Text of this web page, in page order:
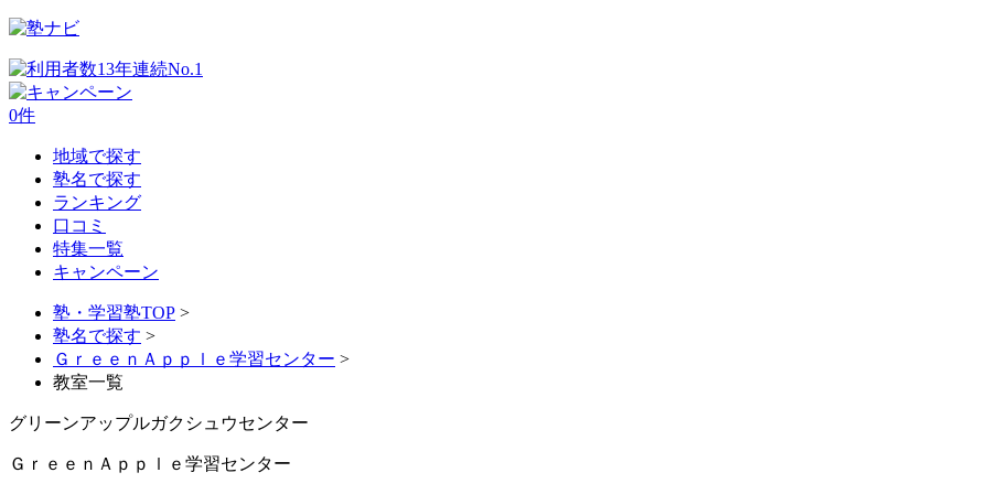
0件
地域で探す
塾名で探す
ランキング
口コミ
特集一覧
キャンペーン
塾・学習塾TOP >
塾名で探す >
ＧｒｅｅｎＡｐｐｌｅ学習センター >
教室一覧
グリーンアップルガクシュウセンター
ＧｒｅｅｎＡｐｐｌｅ学習センター